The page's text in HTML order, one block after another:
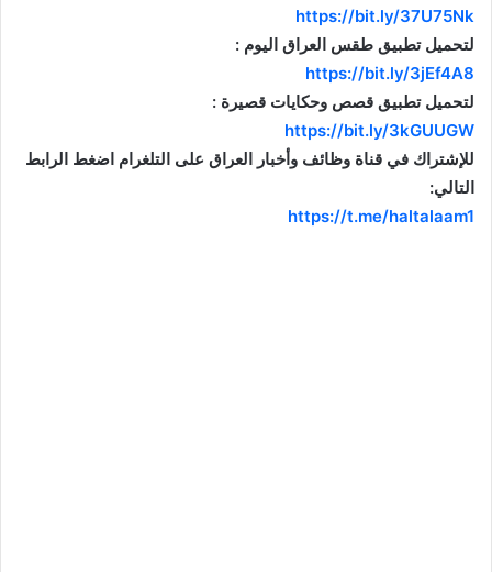
https://bit.ly/37U75Nk
لتحميل تطبيق طقس العراق اليوم :
https://bit.ly/3jEf4A8
لتحميل تطبيق قصص وحكايات قصيرة :
https://bit.ly/3kGUUGW
للإشتراك في قناة وظائف وأخبار العراق على التلغرام اضغط الرابط
التالي:
https://t.me/haltalaam1